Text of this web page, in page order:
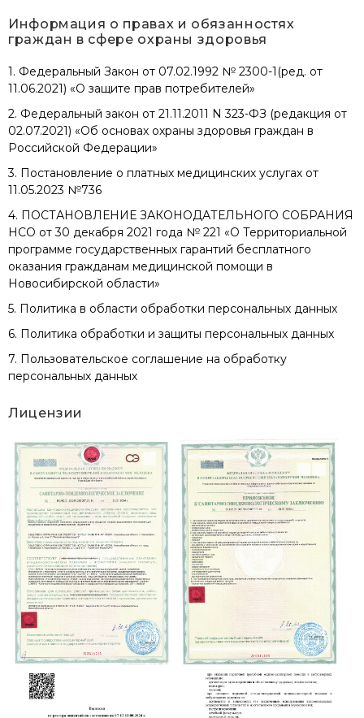
Информация о правах и обязанностях
граждан в сфере охраны здоровья
1. Федеральный Закон от 07.02.1992 № 2300-1(ред. от
11.06.2021) «О защите прав потребителей»
2. Федеральный закон от 21.11.2011 N 323-ФЗ (редакция от
02.07.2021) «Об основах охраны здоровья граждан в
Российской Федерации»
3. Постановление о платных медицинских услугах от
11.05.2023 №736
4. ПОСТАНОВЛЕНИЕ ЗАКОНОДАТЕЛЬНОГО СОБРАНИЯ
НСО от 30 декабря 2021 года № 221 «О Территориальной
программе государственных гарантий бесплатного
оказания гражданам медицинской помощи в
Новосибирской области»
5. Политика в области обработки персональных данных
6. Политика обработки и защиты персональных данных
7. Пользовательское соглашение на обработку
персональных данных
Лицензии